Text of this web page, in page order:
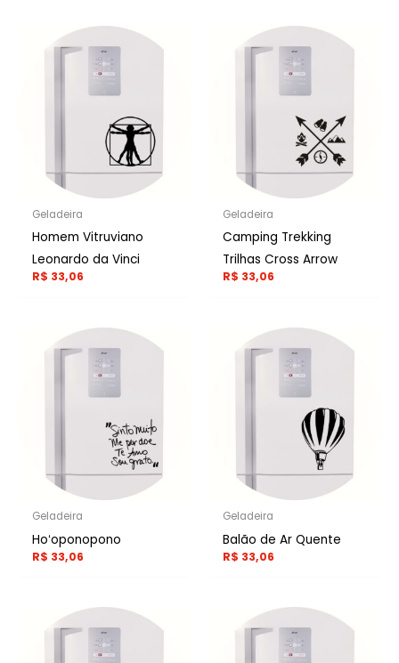
Geladeira
Homem Vitruviano
Leonardo da Vinci
R$ 33,06
Geladeira
Camping Trekking
Trilhas Cross Arrow
R$ 33,06
Geladeira
Hoʻoponopono
R$ 33,06
Geladeira
Balão de Ar Quente
R$ 33,06